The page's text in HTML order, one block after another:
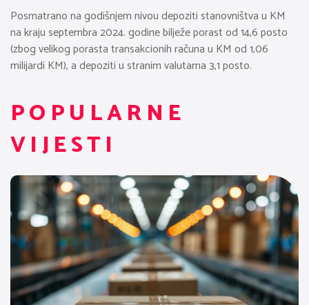
Posmatrano na godišnjem nivou depoziti stanovništva u KM
na kraju septembra 2024. godine bilježe porast od 14,6 posto
(zbog velikog porasta transakcionih računa u KM od 1,06
milijardi KM), a depoziti u stranim valutama 3,1 posto.
POPULARNE
VIJESTI